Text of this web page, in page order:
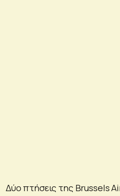
Δύο πτήσεις της Brussels